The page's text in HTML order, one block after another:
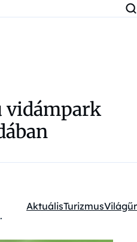
vidámpark
Kategóriák:
AktuálisTurizmusVilágűr